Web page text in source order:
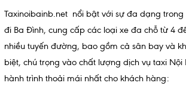
Taxinoibainb.net nổi bật với sự đa dạng trong
đi Ba Đình, cung cấp các loại xe đa chỗ từ 4
nhiều tuyến đường, bao gồm cả sân bay và
biệt, chú trọng vào chất lượng dịch vụ taxi
hành trình thoải mái nhất cho khách hàng: